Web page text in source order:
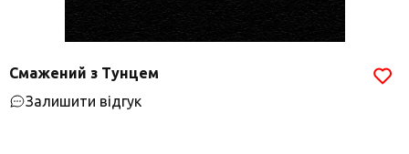
Смажений з Тунцем
Залишити відгук